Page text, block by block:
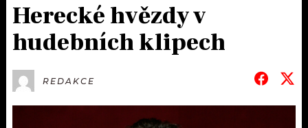
ČLÁNKY
HUDBA
JAK NALADIT
Herecké hvězdy v
hudebních klipech
REDAKCE